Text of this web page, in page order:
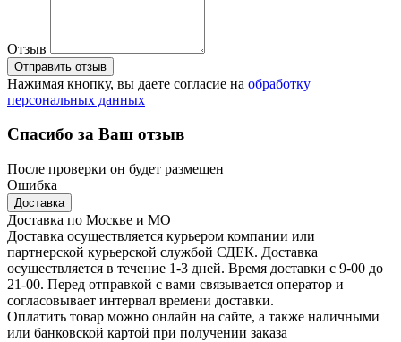
Отзыв
Отправить отзыв
Нажимая кнопку, вы даете согласие на обработку
персональных данных
Спасибо за Ваш отзыв
После проверки он будет размещен
Ошибка
Доставка
Доставка по Москве и МО
Доставка осуществляется курьером компании или
партнерской курьерской службой СДЕК. Доставка
осуществляется в течение 1-3 дней. Время доставки с 9-00 до
21-00. Перед отправкой с вами связывается оператор и
согласовывает интервал времени доставки.
Оплатить товар можно онлайн на сайте, а также наличными
или банковской картой при получении заказа